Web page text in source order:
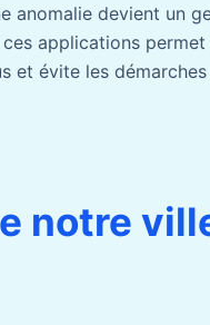
anomalie devient un
applications
et évite les
notre